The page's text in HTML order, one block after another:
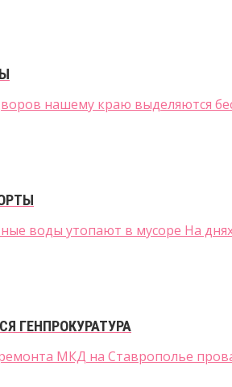
нашему краю выделяются
воды утопают в мусоре На
ГЕНПРОКУРАТУРА
МКД на Ставрополье